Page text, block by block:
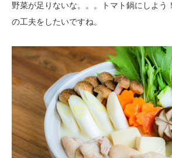
野菜が足りないな。。。トマト鍋にしよう
の工夫をしたいですね。